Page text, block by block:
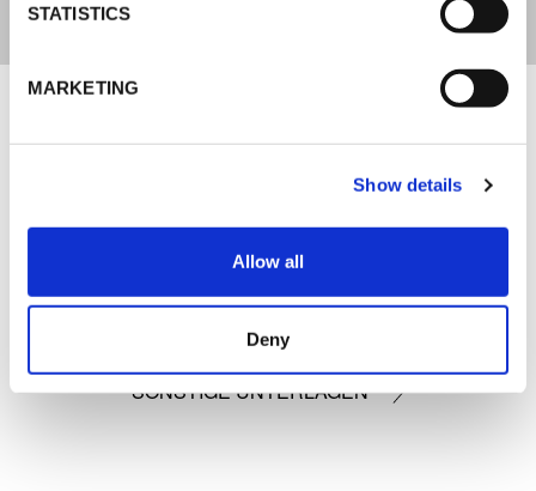
STATISTICS
MARKETING
Show details
Allow all
Deny
K-FLEX KATALOG + PREISLISTE
SONSTIGE UNTERLAGEN